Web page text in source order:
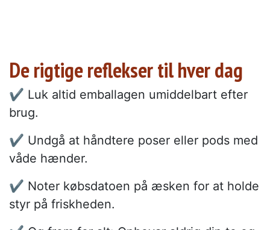
De rigtige reflekser til hver dag
✔️ Luk altid emballagen umiddelbart efter
brug.
✔️ Undgå at håndtere poser eller pods med
våde hænder.
✔️ Noter købsdatoen på æsken for at holde
styr på friskheden.